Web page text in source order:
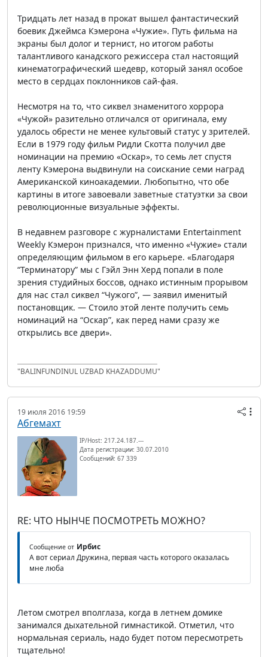
Тридцать лет назад в прокат вышел фантастический
боевик Джеймса Кэмерона «Чужие». Путь фильма на
экраны был долог и тернист, но итогом работы
талантливого канадского режиссера стал настоящий
кинематографический шедевр, который занял особое
место в сердцах поклонников сай-фая.
Несмотря на то, что сиквел знаменитого хоррора
«Чужой» разительно отличался от оригинала, ему
удалось обрести не менее культовый статус у зрителей.
Если в 1979 году фильм Ридли Скотта получил две
номинации на премию «Оскар», то семь лет спустя
ленту Кэмерона выдвинули на соискание семи наград
Американской киноакадемии. Любопытно, что обе
картины в итоге завоевали заветные статуэтки за свои
революционные визуальные эффекты.
В недавнем разговоре с журналистами Entertainment
Weekly Кэмерон признался, что именно «Чужие» стали
определяющим фильмом в его карьере. «Благодаря
“Терминатору” мы с Гэйл Энн Херд попали в поле
зрения студийных боссов, однако истинным прорывом
для нас стал сиквел “Чужого”, — заявил именитый
постановщик. — Стоило этой ленте получить семь
номинаций на “Оскар”, как перед нами сразу же
открылись все двери».
"BALINFUNDINUL UZBAD KHAZADDUMU"
19 июля 2016 19:59
Абгемахт
IP/Host: 217.24.187.---
Дата регистрации: 30.07.2010
Сообщений: 67 339
RE: ЧТО НЫНЧЕ ПОСМОТРЕТЬ МОЖНО?
Сообщение от Ирбис
А вот сериал Дружина, первая часть которого оказалась
мне люба
Летом смотрел вполглаза, когда в летнем домике
занимался дыхательной гимнастикой. Отметил, что
нормальная сериаль, надо будет потом пересмотреть
тщательно!